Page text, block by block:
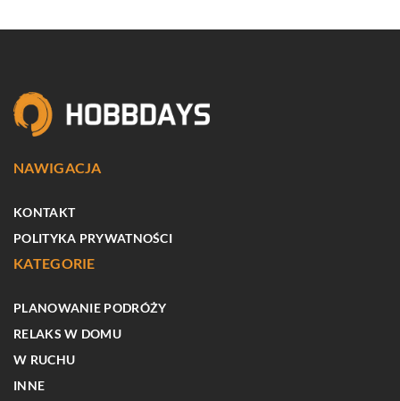
NAWIGACJA
KONTAKT
POLITYKA PRYWATNOŚCI
KATEGORIE
PLANOWANIE PODRÓŻY
RELAKS W DOMU
W RUCHU
INNE